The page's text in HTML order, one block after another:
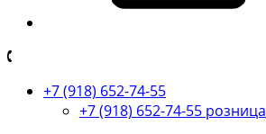
+7 (918) 652-74-55
+7 (918) 652-74-55 розница